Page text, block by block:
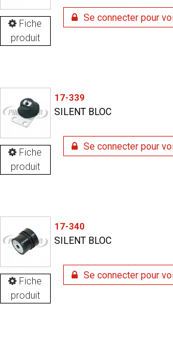
Fiche
produit
Se connecter pour
Fiche
produit
17-339
SILENT BLOC
Se connecter pour
Fiche
produit
17-340
SILENT BLOC
Se connecter pour